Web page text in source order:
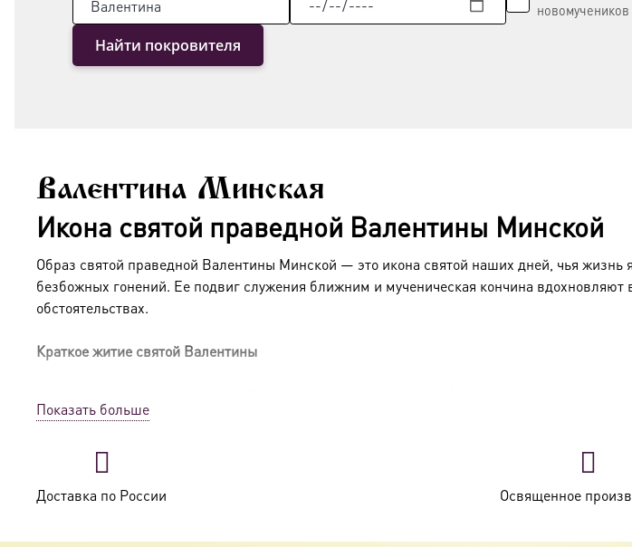
новомучеников
Найти покровителя
Валентина Минская
Икона святой праведной Валентины Минской
Образ святой праведной Валентины Минской — это икона святой наших дней, чья
безбожных гонений. Ее подвиг служения ближним и мученическая кончина
обстоятельствах.
Краткое житие святой Валентины
и стремлением к служению. После революции 1917 года, когда начались жестокие
активной церковной жизни и помощи священнослужителям. В ссылке, несмотря на
Показать больше
Доставка по России Освященное